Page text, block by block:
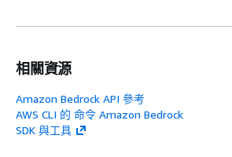
相關資源
Amazon Bedrock API 參考
AWS CLI 的 命令 Amazon Bedrock
SDK 與工具